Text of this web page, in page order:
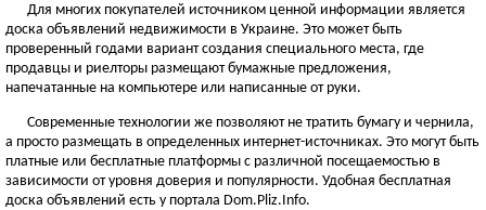
Бахмач
Смотреть всё
ЧЕРНОВИЦКАЯ ОБЛАСТЬ
Черновцы
Новоднестровск
Вижница
Смотреть всё
Для многих покупателей источником ценной информации является
доска объявлений недвижимости в Украине. Это может быть
проверенный годами вариант создания специального места, где
продавцы и риелторы размещают бумажные предложения,
напечатанные на компьютере или написанные от руки.
Современные технологии же позволяют не тратить бумагу и чернила,
а просто размещать в определенных интернет-источниках. Это могут быть
платные или бесплатные платформы с различной посещаемостью в
зависимости от уровня доверия и популярности. Удобная бесплатная
доска объявлений есть у портала Dom.Pliz.Info.